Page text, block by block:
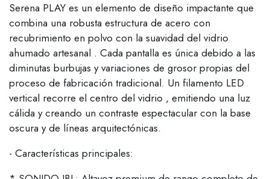
Serena PLAY es un elemento de diseño impactante que
combina una robusta estructura de acero con
recubrimiento en polvo con la suavidad del vidrio
ahumado artesanal . Cada pantalla es única debido a las
diminutas burbujas y variaciones de grosor propias del
proceso de fabricación tradicional. Un filamento LED
vertical recorre el centro del vidrio , emitiendo una luz
cálida y creando un contraste espectacular con la base
oscura y de líneas arquitectónicas.
- Características principales: